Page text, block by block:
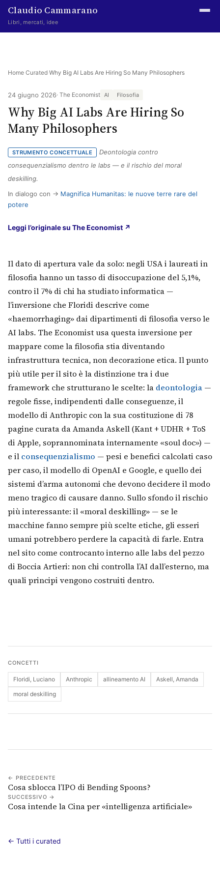
Claudio Cammarano
Libri, mercati, idee
Learning log
Irene Media
Episteme Advisory
About
Home·Curated·Why Big AI Labs Are Hiring So Many Philosophers
24 giugno 2026· The Economist AI Filosofia
Why Big AI Labs Are Hiring So
Many Philosophers
STRUMENTO CONCETTUALE
Deontologia contro
consequenzialismo dentro le labs — e il rischio del moral
deskilling.
In dialogo con → Magnifica Humanitas: le nuove terre rare del
potere
Leggi l’originale su The Economist ↗
Il dato di apertura vale da solo: negli USA i laureati in
filosofia hanno un tasso di disoccupazione del 5,1%,
contro il 7% di chi ha studiato informatica —
l’inversione che Floridi descrive come
«haemorrhaging» dai dipartimenti di filosofia verso le
AI labs. The Economist usa questa inversione per
mappare come la filosofia stia diventando
infrastruttura tecnica, non decorazione etica. Il punto
più utile per il sito è la distinzione tra i due
framework che strutturano le scelte: la deontologia —
regole fisse, indipendenti dalle conseguenze, il
modello di Anthropic con la sua costituzione di 78
pagine curata da Amanda Askell (Kant + UDHR + ToS
di Apple, soprannominata internamente «soul doc») —
e il consequenzialismo — pesi e benefici calcolati caso
per caso, il modello di OpenAI e Google, e quello dei
sistemi d’arma autonomi che devono decidere il modo
meno tragico di causare danno. Sullo sfondo il rischio
più interessante: il «moral deskilling» — se le
macchine fanno sempre più scelte etiche, gli esseri
umani potrebbero perdere la capacità di farle. Entra
nel sito come controcanto interno alle labs del pezzo
di Boccia Artieri: non chi controlla l’AI dall’esterno, ma
quali principi vengono costruiti dentro.
CONCETTI
Floridi, Luciano Anthropic allineamento AI
Askell, Amanda
moral deskilling
← PRECEDENTE
Cosa sblocca l’IPO di Bending Spoons?
SUCCESSIVO →
Cosa intende la Cina per «intelligenza artificiale»
← Tutti i curated